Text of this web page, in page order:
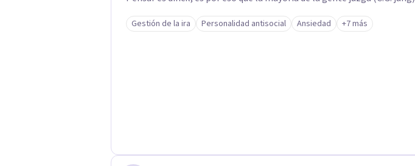
Gestión de la ira Personalidad antisocial Ansiedad +7 más